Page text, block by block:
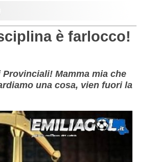
è farlocco!
Mamma mia che
una cosa, vien fuori la